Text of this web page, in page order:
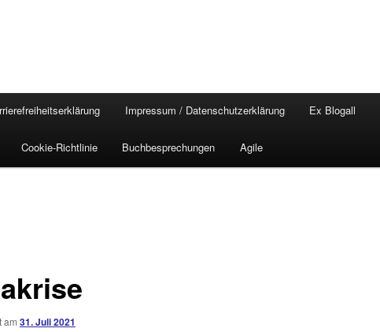
Impressum / Datenschutzerklärung Ex Blogall
Cookie-Richtlinie Buchbesprechungen Agile
am 31. Juli 2021